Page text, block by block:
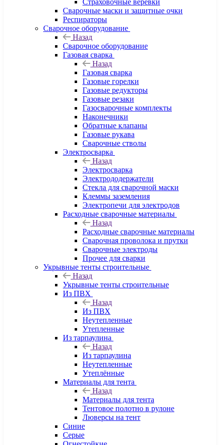
Страховочные веревки
Сварочные маски и защитные очки
Респираторы
Сварочное оборудование
Назад
Сварочное оборудование
Газовая сварка
Назад
Газовая сварка
Газовые горелки
Газовые редукторы
Газовые резаки
Газосварочные комплекты
Наконечники
Обратные клапаны
Газовые рукава
Сварочные стволы
Электросварка
Назад
Электросварка
Электрододержатели
Стекла для сварочной маски
Клеммы заземления
Электропечи для электродов
Расходные сварочные материалы
Назад
Расходные сварочные материалы
Сварочная проволока и прутки
Сварочные электроды
Прочее для сварки
Укрывные тенты строительные
Назад
Укрывные тенты строительные
Из ПВХ
Назад
Из ПВХ
Неутепленные
Утепленные
Из тарпаулина
Назад
Из тарпаулина
Неутепленные
Утеплённые
Материалы для тента
Назад
Материалы для тента
Тентовое полотно в рулоне
Люверсы на тент
Синие
Серые